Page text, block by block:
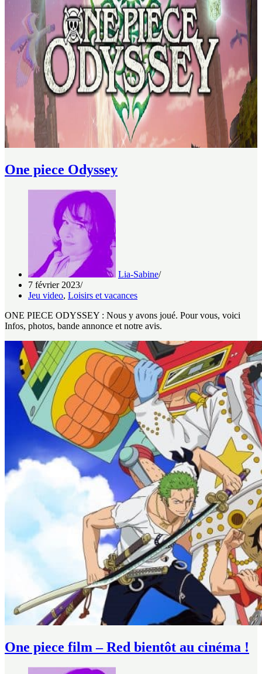
One piece Odyssey
Lia-Sabine
7 février 2023
Jeu video, Loisirs et vacances
ONE PIECE ODYSSEY : Nous y avons joué. Pour vous, voici
Infos, photos, bande annonce et notre avis.
One piece film – Red bientôt au cinéma !